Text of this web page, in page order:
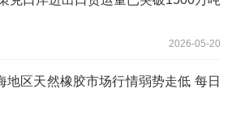
2026-05-20
地区天然橡胶市场行情弱势走低 每日